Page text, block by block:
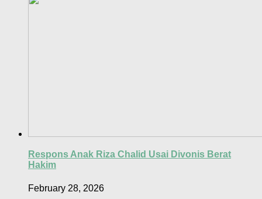
Respons Anak Riza Chalid Usai Divonis Berat
Hakim
February 28, 2026